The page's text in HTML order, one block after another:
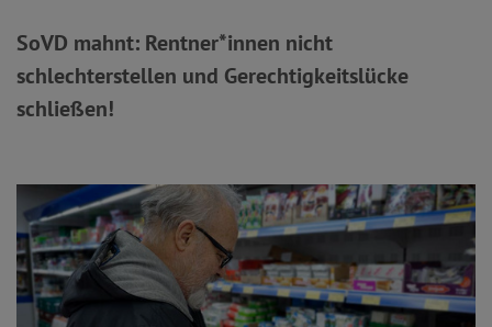
SoVD mahnt: Rentner*innen nicht
schlechterstellen und Gerechtigkeitslücke
schließen!